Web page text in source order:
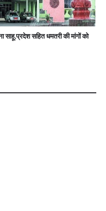
सहित धमतरी की मांगों को